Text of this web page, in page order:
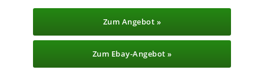
Zum Angebot »
Zum Ebay-Angebot »